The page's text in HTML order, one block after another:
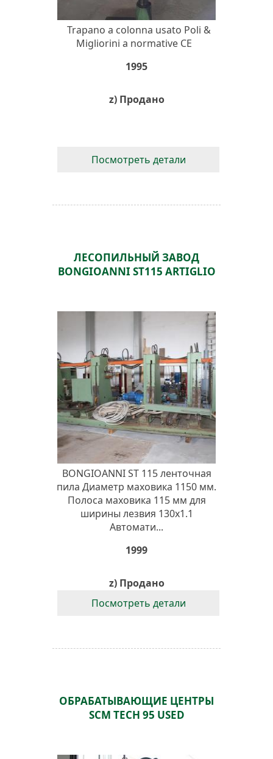
Trapano a colonna usato Poli &
Migliorini a normative CE
1995
z) Продано
Посмотреть детали
ЛЕСОПИЛЬНЫЙ ЗАВОД
BONGIOANNI ST115 ARTIGLIO
BONGIOANNI ST 115 ленточная
пила Диаметр маховика 1150 мм.
Полоса маховика 115 мм для
ширины лезвия 130x1.1
Автомати...
1999
z) Продано
Посмотреть детали
ОБРАБАТЫВАЮЩИЕ ЦЕНТРЫ
SCM TECH 95 USED